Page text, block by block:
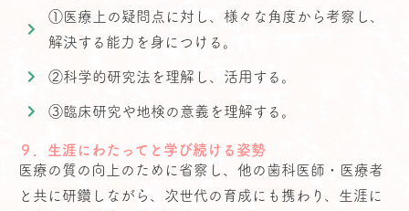
①医療上の疑問点に対し、様々な角度から考察し、
解決する能力を身につける。
②科学的研究法を理解し、活用する。
③臨床研究や地検の意義を理解する。
９．生涯にわたってと学び続ける姿勢
医療の質の向上のために省察し、他の歯科医師・医療者
と共に研鑽しながら、次世代の育成にも携わり、生涯に